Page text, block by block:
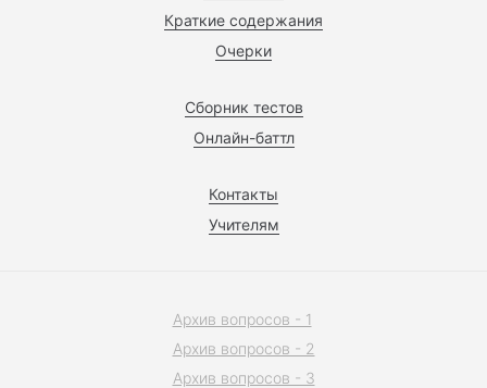
Краткие содержания
Очерки
Сборник тестов
Онлайн-баттл
Контакты
Учителям
Архив вопросов - 1
Архив вопросов - 2
Архив вопросов - 3